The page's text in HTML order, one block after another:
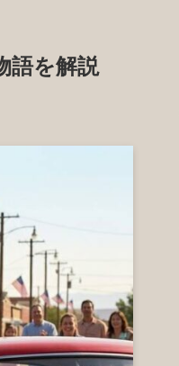
語を解説